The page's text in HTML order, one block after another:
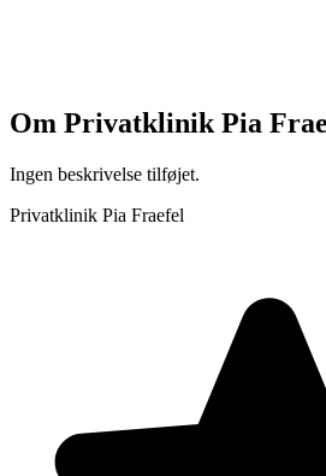
Om Privatklinik Pia
Ingen beskrivelse tilføjet.
Privatklinik Pia Fraefel